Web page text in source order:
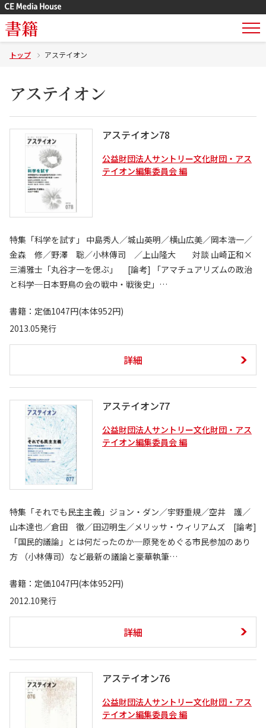
書籍
トップ アステイオン
アステイオン
アステイオン78
公益財団法人サントリー文化財団・アス
テイオン編集委員会 編
特集「科学を試す」 中島秀人／城山英明／横山広美／岡本浩一／
金森 修／野澤 聡／小林傳司 ／上山隆大 対談 山崎正和×
三浦雅士「丸谷才一を偲ぶ」 [論考] 「アマチュアリズムの政治
と科学─日本野鳥の会の戦中・戦後史」…
書籍：定価1047円(本体952円)
2013.05発行
詳細
アステイオン77
公益財団法人サントリー文化財団・アス
テイオン編集委員会 編
特集「それでも民主主義」ジョン・ダン／宇野重規／空井 護／
山本達也／倉田 徹／田辺明生／メリッサ・ウィリアムズ [論考]
「国民的議論」とは何だったのか─原発をめぐる市民参加のあり
方 （小林傳司）など最新の議論と豪華執筆…
書籍：定価1047円(本体952円)
2012.10発行
詳細
アステイオン76
公益財団法人サントリー文化財団・アス
テイオン編集委員会 編